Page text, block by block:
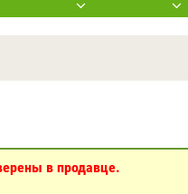
Задать вопрос
в продавце.